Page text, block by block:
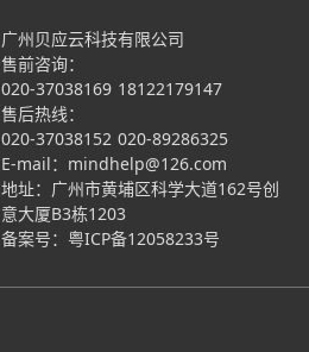
广州贝应云科技有限公司
售前咨询：
020-37038169 18122179147
售后热线：
020-37038152 020-89286325
E-mail：mindhelp@126.com
地址：广州市黄埔区科学大道162号创
意大厦B3栋1203
备案号： 粤ICP备12058233号